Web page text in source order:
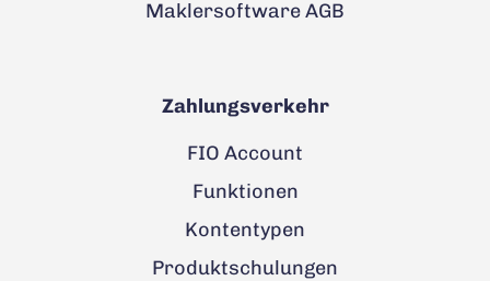
Maklersoftware AGB
Zahlungsverkehr
FIO Account
Funktionen
Kontentypen
Produktschulungen